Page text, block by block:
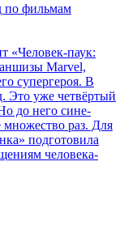
по фильмам
«Человек-паук:
Marvel,
супергероя. В
Это уже четвёртый
до него сине-
множество раз. Для
подготовила
человека-